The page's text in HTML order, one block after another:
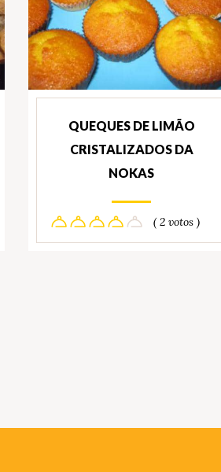
QUEQUES DE LIMÃO
CRISTALIZADOS DA
NOKAS
( 2 votos )